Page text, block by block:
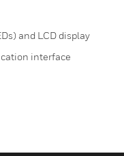
and LCD display
interface